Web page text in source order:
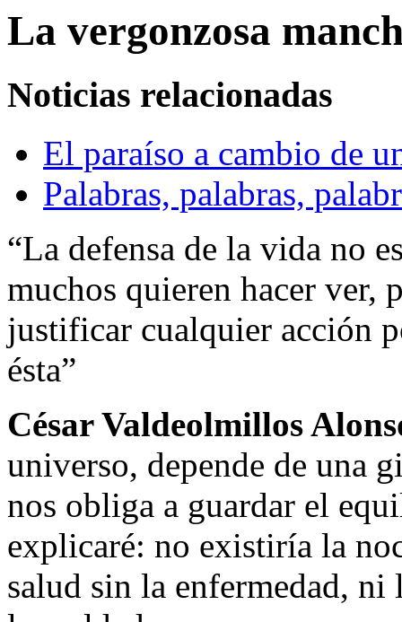
La vergonzosa
Noticias relacionadas
El paraíso a cambio de
Palabras, palabras,
“La defensa de la vida no
muchos quieren hacer ver,
justificar cualquier acción
ésta”
César Valdeolmillos
universo, depende de una
nos obliga a guardar el
explicaré: no existiría la
salud sin la enfermedad, ni